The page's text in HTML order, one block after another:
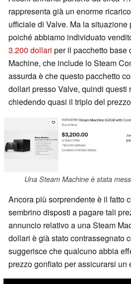
rappresenta già un enorme
ufficiale di Valve. Ma la
poiché abbiamo individuato
3.200 dollari per il pacchetto base
Machine, che include lo Steam
assurda è che questo pacchetto
dollari presso Valve, quindi questi
chiedendo quasi il triplo del
Una Steam Machine è stata
Ancora più sorprendente è il fatto
sembrino disposti a pagare tali
annuncio relativo a una Steam
dollari è già stato contrassegnato
suggerisce che qualcuno abbia
prezzo gonfiato per assicurarsi un